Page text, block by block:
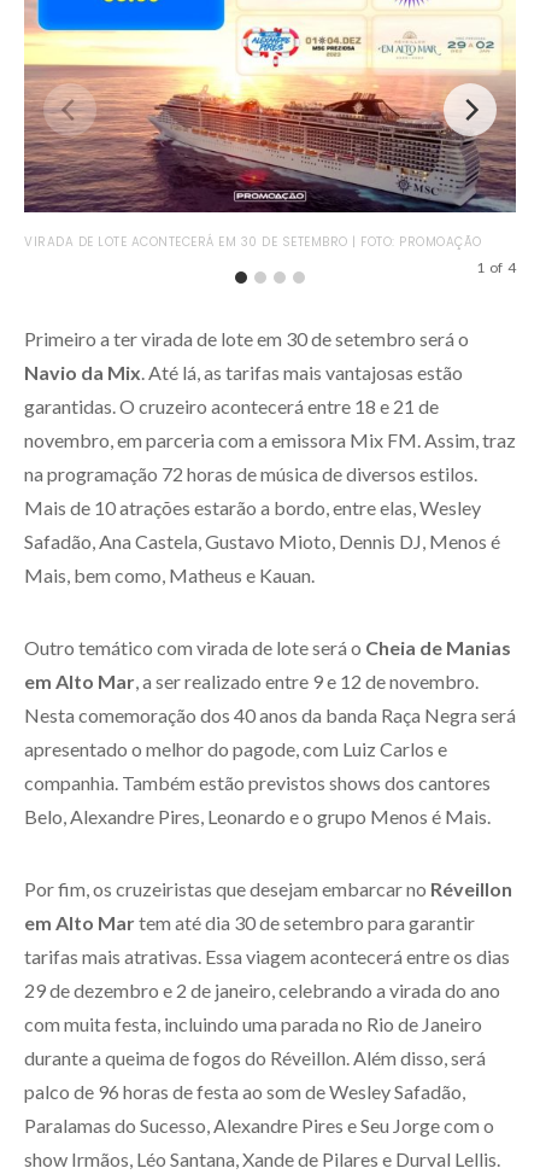
VIRADA DE LOTE ACONTECERÁ EM 30 DE SETEMBRO | FOTO: PROMOAÇÃO
1 of 4
Primeiro a ter virada de lote em 30 de setembro será o
Navio da Mix. Até lá, as tarifas mais vantajosas estão
garantidas. O cruzeiro acontecerá entre 18 e 21 de
novembro, em parceria com a emissora Mix FM. Assim, traz
na programação 72 horas de música de diversos estilos.
Mais de 10 atrações estarão a bordo, entre elas, Wesley
Safadão, Ana Castela, Gustavo Mioto, Dennis DJ, Menos é
Mais, bem como, Matheus e Kauan.
Outro temático com virada de lote será o Cheia de Manias
em Alto Mar, a ser realizado entre 9 e 12 de novembro.
Nesta comemoração dos 40 anos da banda Raça Negra será
apresentado o melhor do pagode, com Luiz Carlos e
companhia. Também estão previstos shows dos cantores
Belo, Alexandre Pires, Leonardo e o grupo Menos é Mais.
Por fim, os cruzeiristas que desejam embarcar no Réveillon
em Alto Martem até dia 30 de setembro para garantir
tarifas mais atrativas. Essa viagem acontecerá entre os dias
29 de dezembro e 2 de janeiro, celebrando a virada do ano
com muita festa, incluindo uma parada no Rio de Janeiro
durante a queima de fogos do Réveillon. Além disso, será
palco de 96 horas de festa ao som de Wesley Safadão,
Paralamas do Sucesso, Alexandre Pires e Seu Jorge com o
show Irmãos, Léo Santana, Xande de Pilares e Durval Lellis.